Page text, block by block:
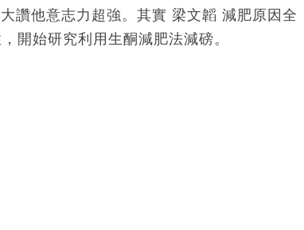
讚他意志力超強。其實 梁文韜 減肥原因全
開始研究利用生酮減肥法減磅。